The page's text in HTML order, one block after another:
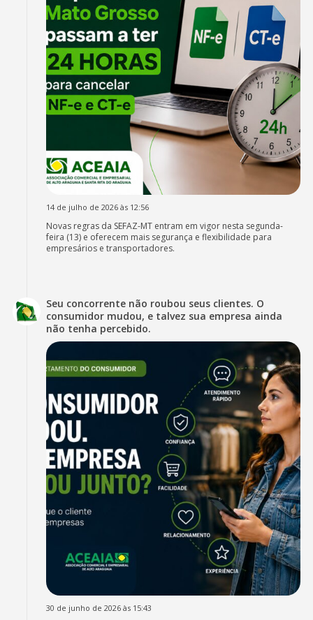
14 de julho de 2026 às 12:56
Novas regras da SEFAZ-MT entram em vigor nesta segunda-
feira (13) e oferecem mais segurança e flexibilidade para
empresários e transportadores.
Seu concorrente não roubou seus clientes. O
consumidor mudou, e talvez sua empresa ainda
não tenha percebido.
30 de junho de 2026 às 15:43